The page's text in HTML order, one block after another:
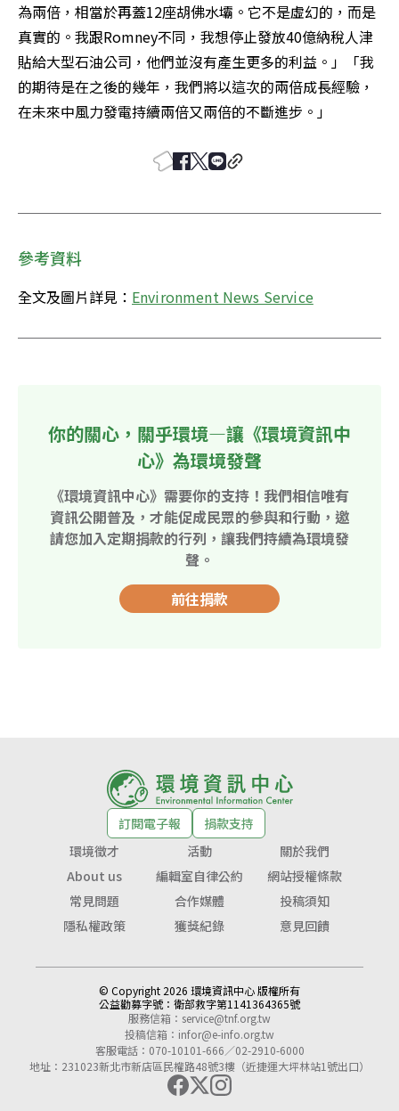
為兩倍，相當於再蓋12座胡佛水壩。它不是虛幻的，而是
真實的。我跟Romney不同，我想停止發放40億納稅人津
貼給大型石油公司，他們並沒有產生更多的利益。」「我
的期待是在之後的幾年，我們將以這次的兩倍成長經驗，
在未來中風力發電持續兩倍又兩倍的不斷進步。」
參考資料
全文及圖片詳見： Environment News Service
你的關心，關乎環境—讓《環境資訊中
心》為環境發聲
《環境資訊中心》需要你的支持！我們相信唯有
資訊公開普及，才能促成民眾的參與和行動，邀
請您加入定期捐款的行列，讓我們持續為環境發
聲。
前往捐款
訂閱電子報
捐款支持
環境徵才
活動
關於我們
About us
編輯室自律公約
網站授權條款
常見問題
合作媒體
投稿須知
隱私權政策
獲獎紀錄 意見回饋
© Copyright 2026 環境資訊中心 版權所有
公益勸募字號： 衛部救字第1141364365號
服務信箱： service@tnf.org.tw
投稿信箱： infor@e-info.org.tw
客服電話：070-10101-666／02-2910-6000
地址：231023新北市新店區民權路48號3樓（近捷運大坪林站1號出口）